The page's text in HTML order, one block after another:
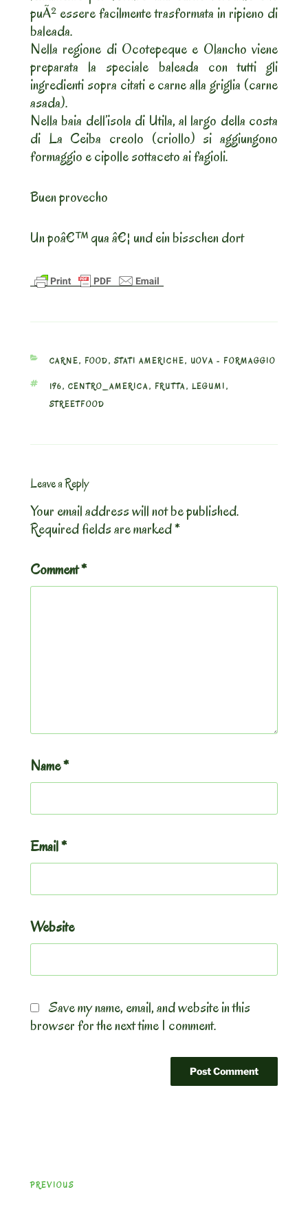
puÃ² essere facilmente trasformata in ripieno di
baleada.
Nella regione di Ocotepeque e Olancho viene
preparata la speciale baleada con tutti gli
ingredienti sopra citati e carne alla griglia (carne
asada).
Nella baia dell’isola di Utila, al largo della costa
di La Ceiba creolo (criollo) si aggiungono
formaggio e cipolle sottaceto ai fagioli.
Buen provecho
Un poâ€™ qua â€¦ und ein bisschen dort
CATEGORIES
CARNE, FOOD,STATI AMERICHE, UOVA - FORMAGGIO
TAGS
196, CENTRO_AMERICA, FRUTTA, LEGUMI ,
STREETFOOD
Leave a Reply
Your email address will not be published.
Required fields are marked*
Comment*
Name*
Email*
Website
Save my name, email, and website in this
browser for the next time I comment.
navigation
Previous
PREVIOUS